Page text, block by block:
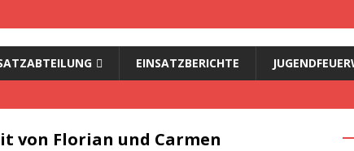
EINSATZBERICHTE
von Florian und Carmen